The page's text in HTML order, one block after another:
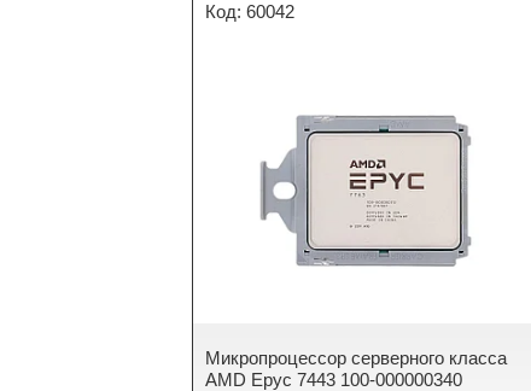
60042
Микропроцессор серверного класса
AMD Epyc 7443 100-000000340